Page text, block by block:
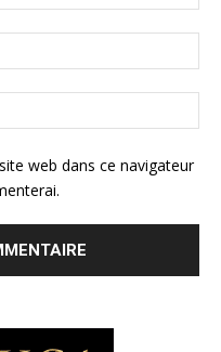
web dans ce navigateur